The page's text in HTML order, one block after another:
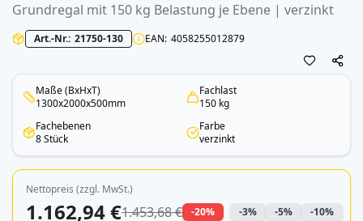
Grundregal mit 150 kg Belastung je Ebene | verzinkt
Art.-Nr. 21750-130 EAN 4058255012879
Maße (BxHxT)
1300x2000x500mm
Fachlast
150 kg
Fachebenen
8 Stück
Farbe
verzinkt
Nettopreis (zzgl. MwSt.)
1.162,94 €1.453,68 € -20% -3% -5% -10%